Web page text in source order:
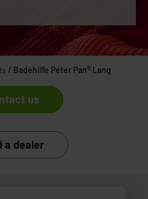
/ Badehilfe Peter Pan® Lang
us
a dealer